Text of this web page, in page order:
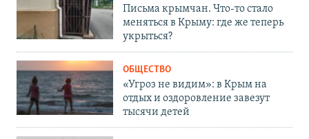
Письма крымчан. Что-то стало
меняться в Крыму: где же теперь
укрыться?
ОБЩЕСТВО
«Угроз не видим»: в Крым на
отдых и оздоровление завезут
тысячи детей